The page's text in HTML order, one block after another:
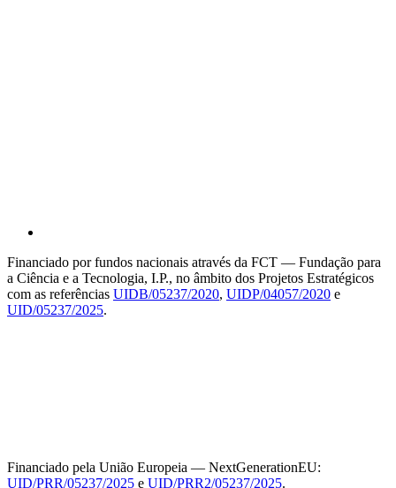
Financiado por fundos nacionais através da FCT — Fundação para
a Ciência e a Tecnologia, I.P., no âmbito dos Projetos Estratégicos
com as referências UIDB/05237/2020, UIDP/04057/2020 e
UID/05237/2025.
Financiado pela União Europeia — NextGenerationEU:
UID/PRR/05237/2025 e UID/PRR2/05237/2025.